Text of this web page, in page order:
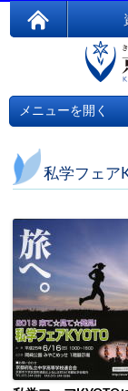
メニューを開く
私学フェア